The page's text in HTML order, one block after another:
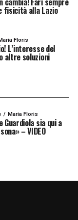
NEWS
fisicità alla Lazio
Floris
L’interesse del
altre soluzioni
Maria Floris
sia qui a
– VIDEO